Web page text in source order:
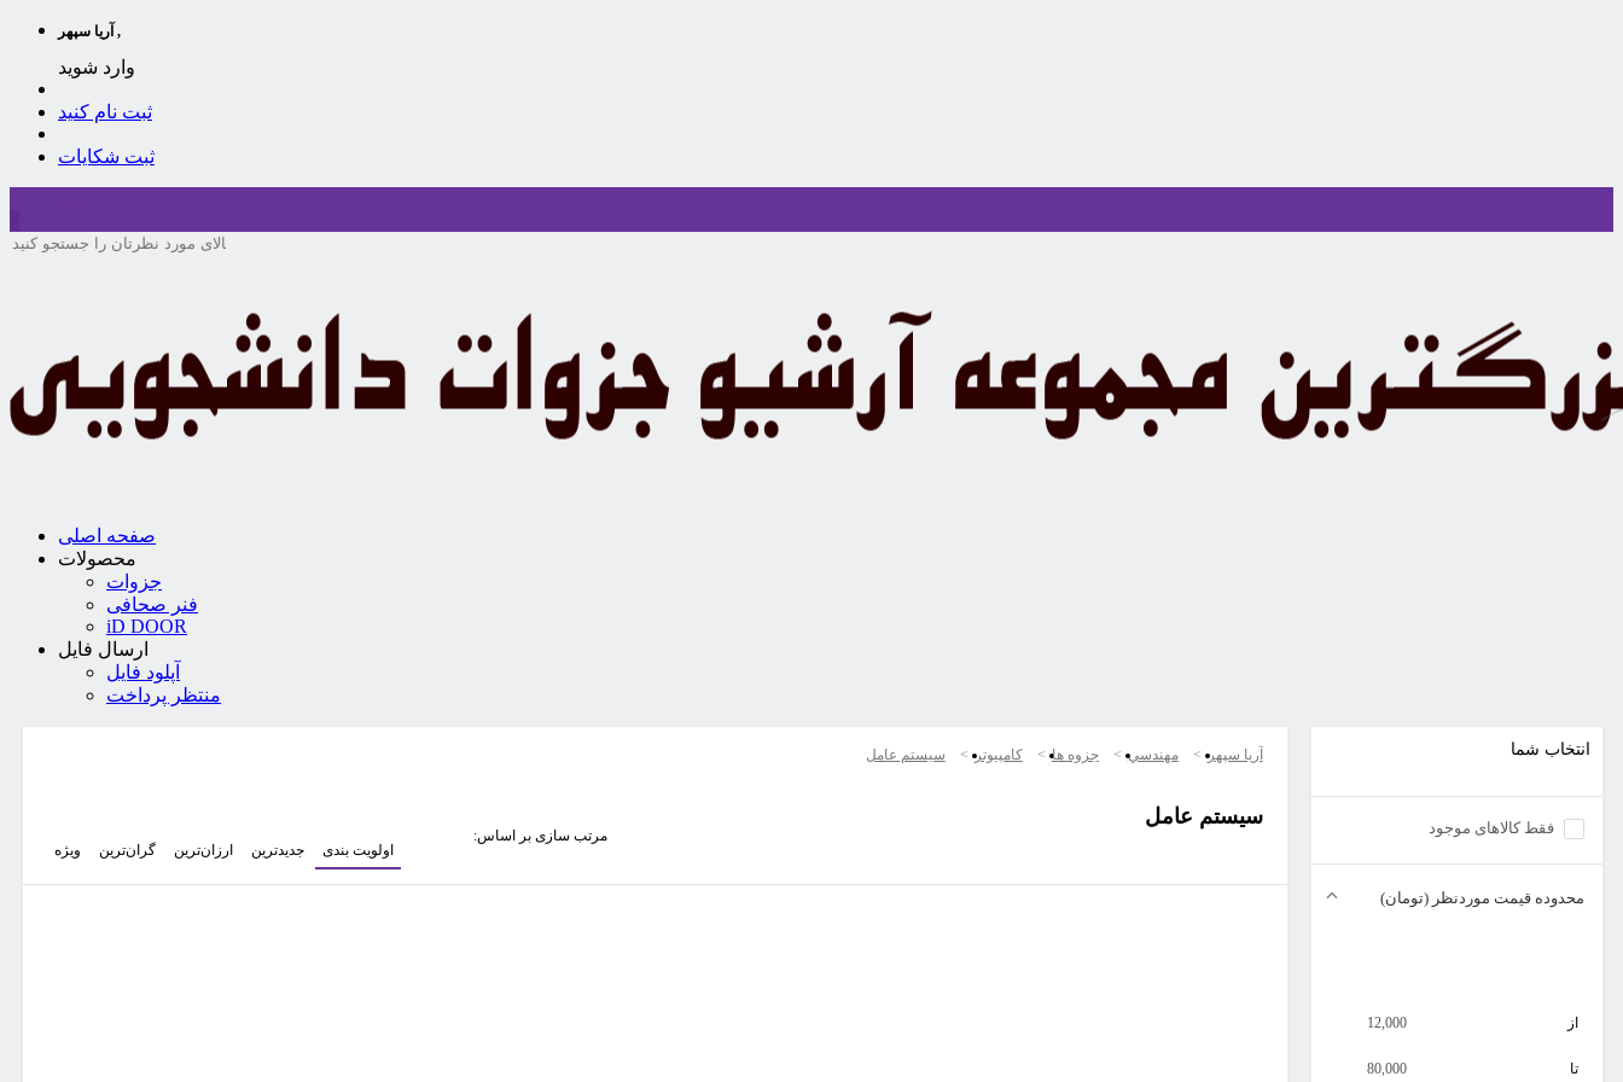
آریا سپهر ,
وارد شوید
ثبت نام کنید
ثبت شکایات
صفحه اصلی
محصولات
جزوات
فنر صحافی
iD DOOR
ارسال فایل
آپلود فایل
منتظر پرداخت
انتخاب شما
فقط کالاهای موجود
محدوده قیمت موردنظر (تومان)
از 12,000
تا 80,000
آریا سپهر مهندسي جزوه ها كامپيوتر سیستم عامل
سیستم عامل
مرتب سازی بر اساس:
اولویت بندی
جدیدترین ارزان‌ترین گران‌ترین ویژه